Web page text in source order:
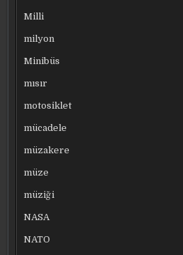
Milli
milyon
Minibüs
mısır
motosiklet
mücadele
müzakere
müze
müziği
NASA
NATO